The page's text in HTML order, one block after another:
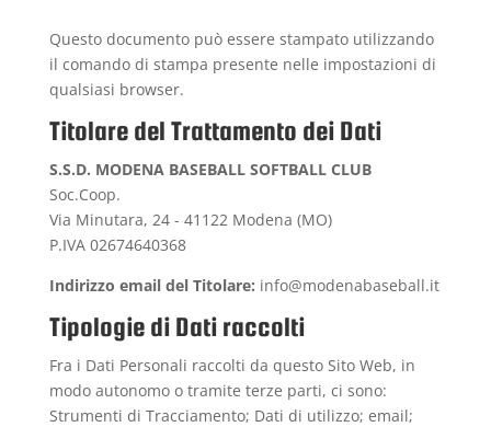
Questo documento può essere stampato utilizzando
il comando di stampa presente nelle impostazioni di
qualsiasi browser.
Titolare del Trattamento dei Dati
S.S.D. MODENA BASEBALL SOFTBALL CLUB
Soc.Coop.
Via Minutara, 24 - 41122 Modena (MO)
P.IVA 02674640368
Indirizzo email del Titolare: info@modenabaseball.it
Tipologie di Dati raccolti
Fra i Dati Personali raccolti da questo Sito Web, in
modo autonomo o tramite terze parti, ci sono:
Strumenti di Tracciamento; Dati di utilizzo; email;